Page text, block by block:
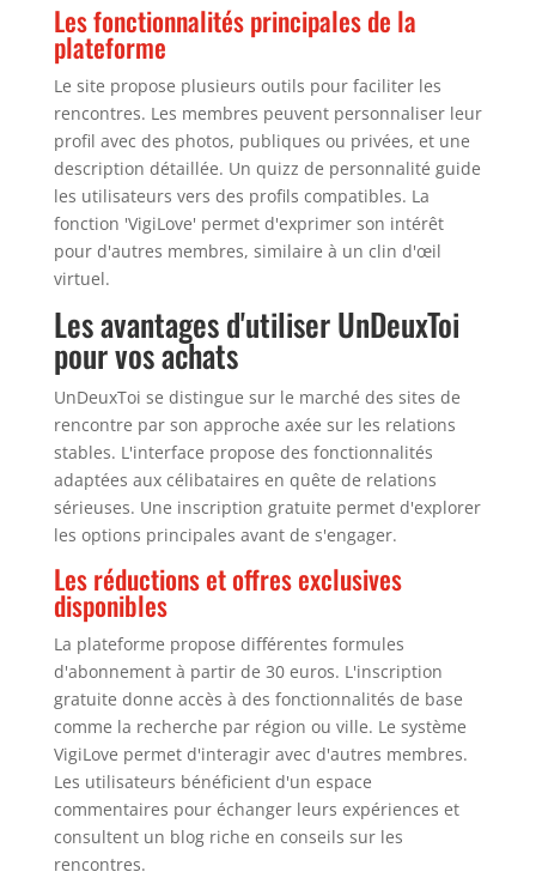
Les fonctionnalités principales de la
plateforme
Le site propose plusieurs outils pour faciliter les
rencontres. Les membres peuvent personnaliser leur
profil avec des photos, publiques ou privées, et une
description détaillée. Un quizz de personnalité guide
les utilisateurs vers des profils compatibles. La
fonction 'VigiLove' permet d'exprimer son intérêt
pour d'autres membres, similaire à un clin d'œil
virtuel.
Les avantages d'utiliser UnDeuxToi
pour vos achats
UnDeuxToi se distingue sur le marché des sites de
rencontre par son approche axée sur les relations
stables. L'interface propose des fonctionnalités
adaptées aux célibataires en quête de relations
sérieuses. Une inscription gratuite permet d'explorer
les options principales avant de s'engager.
Les réductions et offres exclusives
disponibles
La plateforme propose différentes formules
d'abonnement à partir de 30 euros. L'inscription
gratuite donne accès à des fonctionnalités de base
comme la recherche par région ou ville. Le système
VigiLove permet d'interagir avec d'autres membres.
Les utilisateurs bénéficient d'un espace
commentaires pour échanger leurs expériences et
consultent un blog riche en conseils sur les
rencontres.